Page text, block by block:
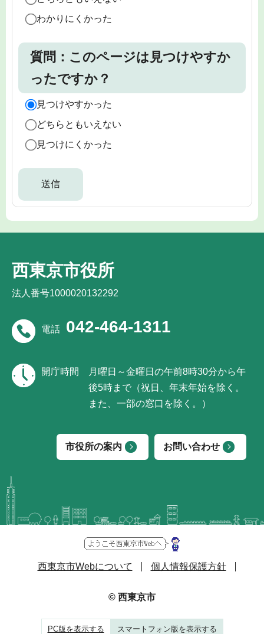
わかりにくかった
質問：このページは見つけやすか
ったですか？
見つけやすかった
どちらともいえない
見つけにくかった
西東京市役所
法人番号1000020132292
電話 042-464-1311
開庁時間
月曜日～金曜日の午前8時30分から午
後5時まで（祝日、年末年始を除く。
また、一部の窓口を除く。）
市役所の案内 お問い合わせ
西東京市Webについて 個人情報保護方針
© 西東京市
PC版を表示する スマートフォン版を表示する